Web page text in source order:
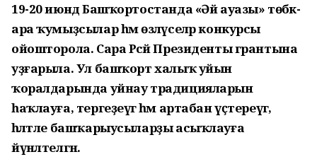
19-20 июндә Башҡортостанда «Әй ауазы» төбәк-
ара ҡумыҙсылар һәм өзләүселәр конкурсы
ойошторола. Сара Рәсәй Президенты грантына
уҙғарыла. Ул башҡорт халыҡ уйын
ҡоралдарында уйнау традицияларын
һаҡлауға, тергеҙеүгә һәм артабан үҫтереүгә,
һәләтле башҡарыусыларҙы асыҡлауға
йүнәлтелгән.